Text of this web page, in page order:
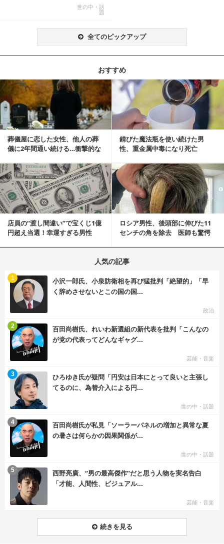
世の中・話
題
全てのピックアップ
おすすめ
葬儀屋に恋した女性、他人の葬
儀に2年間通い続ける…衝撃的な
錆びた魔法瓶を使い続けた男
性、重金属中毒になり死亡
記事を読む
店員の“渡し間違い”で宝くじ1億
円超え当選！幸運すぎる男性
ロシア男性、後頭部に伸びた11
センチの角を除去 医師も驚愕
記事を読む
人気の記事
小沢一郎氏、小泉防衛相を再び猛批判「絶望的」「早
く辞めさせないとこの国の国...
政治
1
百田尚樹氏、れいわ新選組の新代表を批判「こんなの
が党の代表ってどんなギャグ...
芸能・音楽
2
ひろゆき氏が疑問「円安は日本にとって良いと主張し
てるのに、為替介入による円...
世の中・話題
3
百田尚樹氏が私見「ソーラーパネルの増加と異常な夏
の暑さは何らかの因果関係が...
世の中・話題
4
西野亮廣、“男の最高傑作”だと思う人物を実名告白
「才能、人間性、ビジュアル...
芸能・音楽
5
続きを見る